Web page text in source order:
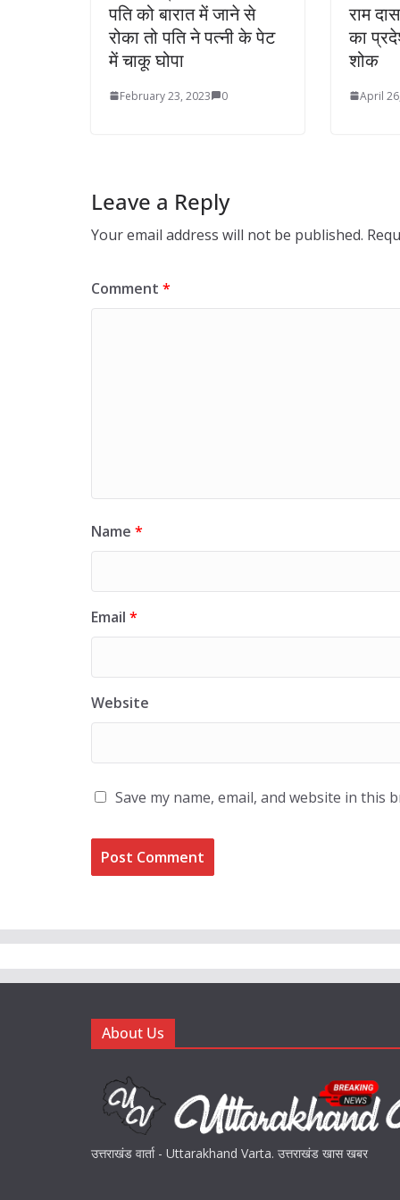
पति को बारात में जाने से
रोका तो पति ने पत्नी के पेट
में चाकू घोपा
February 23, 2023 0
राम
का
शोक
April
Leave a Reply
Your email address will not be published.
Comment *
Name *
Email *
Website
Save my name, email, and website in
About Us
उत्तराखंड वार्ता - Uttarakhand Varta. उत्तराखंड खास खबर